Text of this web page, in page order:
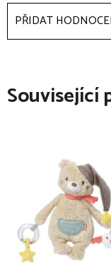
před praním
PŘIDAT
Související